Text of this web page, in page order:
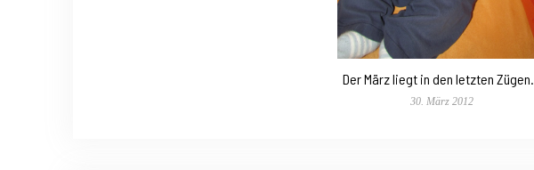
Der März liegt in den letzten Zügen…
30. März 2012